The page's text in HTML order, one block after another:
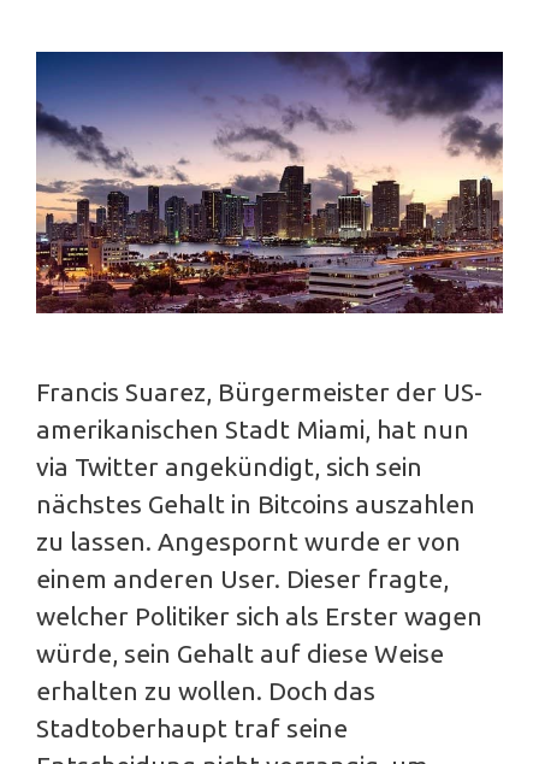
Francis Suarez, Bürgermeister der US-
amerikanischen Stadt Miami, hat nun
via Twitter angekündigt, sich sein
nächstes Gehalt in Bitcoins auszahlen
zu lassen. Angespornt wurde er von
einem anderen User. Dieser fragte,
welcher Politiker sich als Erster wagen
würde, sein Gehalt auf diese Weise
erhalten zu wollen. Doch das
Stadtoberhaupt traf seine